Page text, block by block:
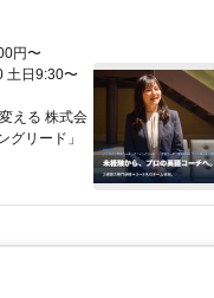
円〜
土日9:30〜
える 株式会
リード」